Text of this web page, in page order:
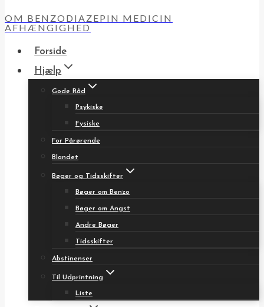
OM BENZODIAZEPIN MEDICIN
AFHÆNGIGHED
Forside
Hjælp
Gode Råd
Psykiske
Fysiske
For Pårørende
Blandet
Bøger og Tidsskifter
Bøger om Benzo
Bøger om Angst
Andre Bøger
Tidsskifter
Abstinenser
Til Udprintning
Liste